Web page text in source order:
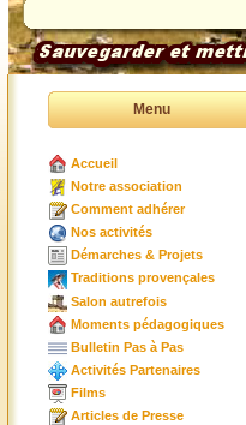
Menu
Accueil
Notre association
Comment adhérer
Nos activités
Démarches & Projets
Traditions provençales
Salon autrefois
Moments pédagogiques
Bulletin Pas à Pas
Activités Partenaires
Films
Articles de Presse